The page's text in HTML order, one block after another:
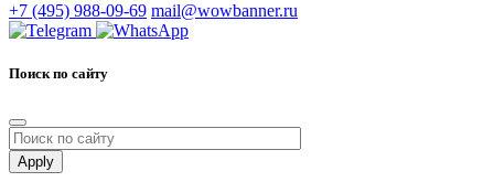
+7 (495) 988-09-69 mail@wowbanner.ru
Поиск по сайту